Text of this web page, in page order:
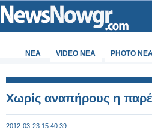
ΝΕΑ VIDEO NEA PHOTO
Χωρίς αναπήρους η
2012-03-23 15:40:39